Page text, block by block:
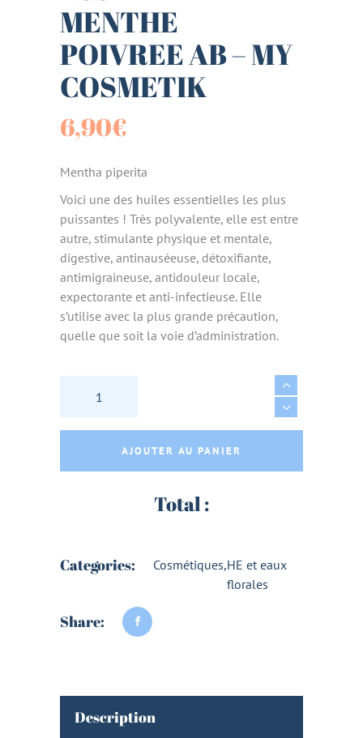
MENTHE
POIVREE AB – MY
COSMETIK
6,90€
Mentha piperita
Voici une des huiles essentielles les plus
puissantes ! Très polyvalente, elle est entre
autre, stimulante physique et mentale,
digestive, antinauséeuse, détoxifiante,
antimigraineuse, antidouleur locale,
expectorante et anti-infectieuse. Elle
s’utilise avec la plus grande précaution,
quelle que soit la voie d’administration.
HUILE ESSENTIELLE MENTHE POIVREE
AJOUTER AU PANIER
Total :
Categories: Cosmétiques,HE et eaux
florales
Share:
Description